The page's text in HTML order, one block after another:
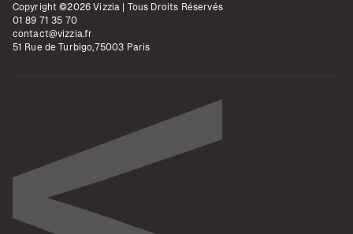
Copyright ©2026 Vizzia | Tous Droits Réservés
01 89 71 35 70
contact@vizzia.fr
51 Rue de Turbigo,75003 Paris